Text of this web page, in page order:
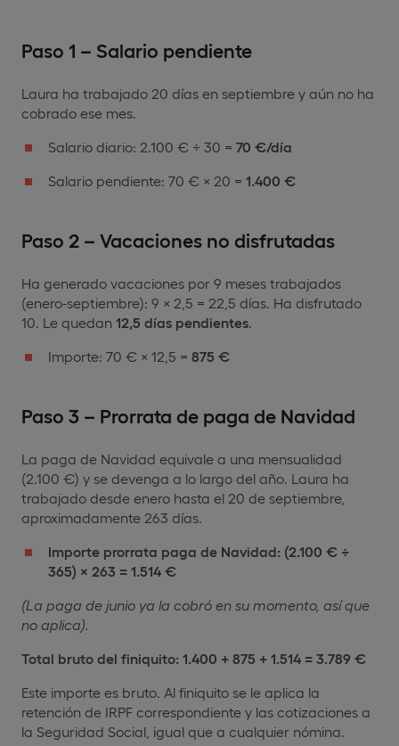
Paso 1 – Salario pendiente
Laura ha trabajado 20 días en septiembre y aún no ha
cobrado ese mes.
Salario diario: 2.100 € ÷ 30 = 70 €/día
Salario pendiente: 70 € × 20 = 1.400 €
Paso 2 – Vacaciones no disfrutadas
Ha generado vacaciones por 9 meses trabajados
(enero-septiembre): 9 × 2,5 = 22,5 días. Ha disfrutado
10. Le quedan 12,5 días pendientes
Importe: 70 € × 12,5 = 875 €
Paso 3 – Prorrata de paga de Navidad
La paga de Navidad equivale a una mensualidad
(2.100 €) y se devenga a lo largo del año. Laura ha
trabajado desde enero hasta el 20 de septiembre,
aproximadamente 263 días.
Importe prorrata paga de Navidad: (2.100 € ÷
365) × 263 = 1.514 €
(La paga de junio ya la cobró en su momento, así que
no aplica).
Total bruto del finiquito: 1.400 + 875 + 1.514 = 3.789 €
Este importe es bruto. Al finiquito se le aplica la
retención de IRPF correspondiente y las cotizaciones a
la Seguridad Social, igual que a cualquier nómina.